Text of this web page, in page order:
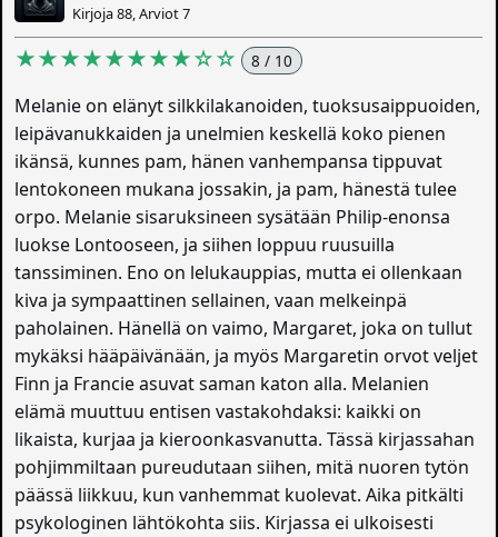
Kirjoja 88, Arviot 7
★★★★★★★★☆☆ 8 / 10
Melanie on elänyt silkkilakanoiden, tuoksusaippuoiden,
leipävanukkaiden ja unelmien keskellä koko pienen
ikänsä, kunnes pam, hänen vanhempansa tippuvat
lentokoneen mukana jossakin, ja pam, hänestä tulee
orpo. Melanie sisaruksineen sysätään Philip-enonsa
luokse Lontooseen, ja siihen loppuu ruusuilla
tanssiminen. Eno on lelukauppias, mutta ei ollenkaan
kiva ja sympaattinen sellainen, vaan melkeinpä
paholainen. Hänellä on vaimo, Margaret, joka on tullut
mykäksi hääpäivänään, ja myös Margaretin orvot veljet
Finn ja Francie asuvat saman katon alla. Melanien
elämä muuttuu entisen vastakohdaksi: kaikki on
likaista, kurjaa ja kieroonkasvanutta. Tässä kirjassahan
pohjimmiltaan pureudutaan siihen, mitä nuoren tytön
päässä liikkuu, kun vanhemmat kuolevat. Aika pitkälti
psykologinen lähtökohta siis. Kirjassa ei ulkoisesti